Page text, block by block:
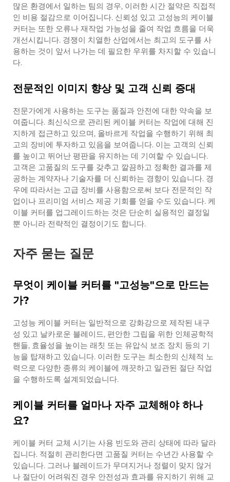
많은 환경에서 일하는 팀의 경우, 이러한 시간 절약은 직접적
인 비용 절감으로 이어집니다. 신뢰성 있고 고성능의 케이블
커터는 또한 오류나 재작업 가능성을 줄여 작업 흐름을 더욱
개선시킵니다. 경쟁이 치열한 산업에서는 최고의 도구를 사
용하는 것이 앞서 나가는 데 필요한 우위를 차지할 수 있습니
다.
전문적인 이미지 향상 및 고객 신뢰 증대
전문가에게 사용하는 도구는 품질과 안전에 대한 약속을 보
여줍니다. 최신식으로 관리된 케이블 커터는 작업에 대해 진
지하게 접근하고 있으며, 올바르게 작업을 수행하기 위해 최
고의 장비에 투자하고 있음을 보여줍니다. 이는 고객의 신뢰
를 높이고 뛰어난 평판을 유지하는 데 기여할 수 있습니다.
고객은 고품질의 도구를 갖추고 깔끔하고 정확한 결과를 제
공하는 계약자나 기술자를 더 신뢰하는 경향이 있습니다. 경
우에 따라서는 고급 장비를 사용함으로써 보다 전문적인 작
업이나 프리미엄 서비스 제공 기회를 얻을 수도 있습니다. 케
이블 커터를 업그레이드하는 것은 단순히 실용적인 결정일
뿐 아니라 전략적인 결정이기도 합니다.
자주 묻는 질문
무엇이 케이블 커터를 "고성능"으로 만드는
가?
고성능 케이블 커터는 일반적으로 강화강으로 제작된 내구
성 있고 날카로운 블레이드, 편안한 그립을 위한 인체공학적
핸들, 효율성을 높이는 래칫 또는 유압식 보조 장치 등의 기
능을 탑재하고 있습니다. 이러한 도구는 최소한의 신체적 노
력으로 다양한 종류의 케이블에 깨끗하고 일관된 절단 작업
을 수행하도록 설계되었습니다.
케이블 커터를 얼마나 자주 교체해야 하나
요?
케이블 커터 교체 시기는 사용 빈도와 관리 상태에 따라 달라
집니다. 적절히 관리한다면 고품질 커터는 수년간 사용할 수
있습니다. 그러나 블레이드가 무뎌지거나 정렬이 맞지 않거
나 절단이 어려워진 경우 안전성과 효과를 유지하기 위해 교